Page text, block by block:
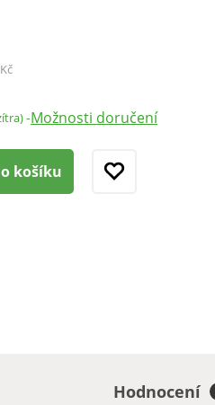
-Možnosti doručení
košíku
Hodnocení